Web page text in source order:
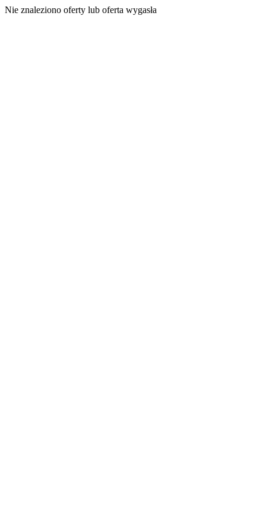
Nie znaleziono oferty lub oferta wygasła